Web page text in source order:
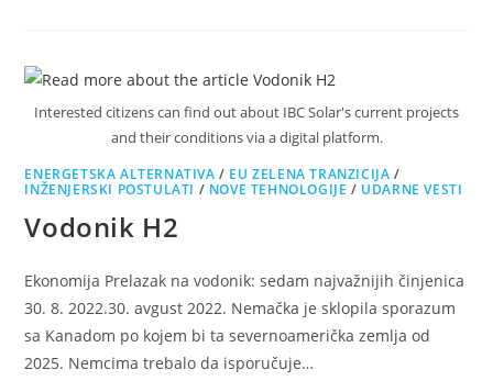
Interested citizens can find out about IBC Solar's current projects
and their conditions via a digital platform.
ENERGETSKA ALTERNATIVA / EU ZELENA TRANZICIJA /
INŽENJERSKI POSTULATI / NOVE TEHNOLOGIJE / UDARNE VESTI
Vodonik H2
Ekonomija Prelazak na vodonik: sedam najvažnijih činjenica
30. 8. 2022.30. avgust 2022. Nemačka je sklopila sporazum
sa Kanadom po kojem bi ta severnoamerička zemlja od
2025. Nemcima trebalo da isporučuje…